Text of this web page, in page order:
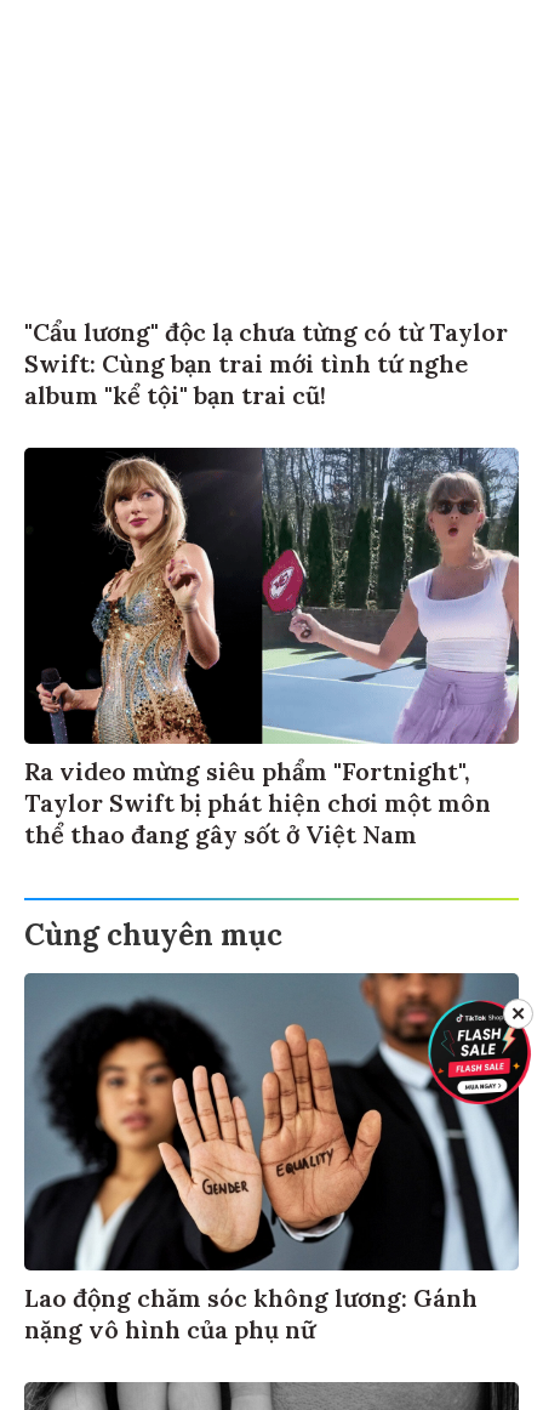
"Cẩu lương" độc lạ chưa từng có từ Taylor
Swift: Cùng bạn trai mới tình tứ nghe
album "kể tội" bạn trai cũ!
Ra video mừng siêu phẩm "Fortnight",
Taylor Swift bị phát hiện chơi một môn
thể thao đang gây sốt ở Việt Nam
Cùng chuyên mục
Lao động chăm sóc không lương: Gánh
nặng vô hình của phụ nữ
✕